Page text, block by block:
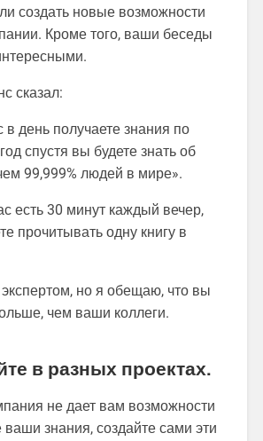
создать новые возможности
Кроме того, ваши беседы
сказал:
в день получаете знания по
спустя вы будете знать об
99,999% людей в мире».
есть 30 минут каждый вечер,
прочитывать одну книгу в
но я обещаю, что вы
чем ваши коллеги.
в разных проектах.
не дает вам возможности
ваши знания, создайте сами эти